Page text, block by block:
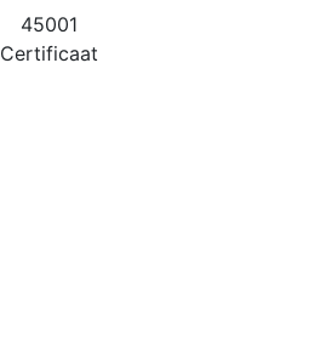
45001
Certificaat